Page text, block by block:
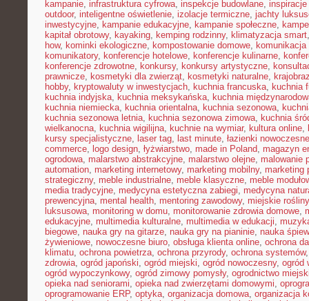
kampanie, infrastruktura cyfrowa, inspekcje budowlane,
outdoor, inteligentne oświetlenie, izolacje termiczne, jachty
inwestycyjne, kampanie edukacyjne, kampanie społeczne,
kapitał obrotowy, kayaking, kemping rodzinny, klimatyzacja smart
how, kominki ekologiczne, kompostowanie domowe, komunikacja
komunikatory, konferencje hotelowe, konferencje kulinarne,
konferencje zdrowotne, konkursy, konkursy artystyczne,
prawnicze, kosmetyki dla zwierząt, kosmetyki naturalne,
hobby, kryptowaluty w inwestycjach, kuchnia francuska, kuchnia
kuchnia indyjska, kuchnia meksykańska, kuchnia
kuchnia niemiecka, kuchnia orientalna, kuchnia sezonowa,
kuchnia sezonowa letnia, kuchnia sezonowa zimowa, kuchnia
wielkanocna, kuchnia wigilijna, kuchnie na wymiar, kultura online,
kursy specjalistyczne, laser tag, last minute, łazienki nowoczesne
commerce, logo design, łyżwiarstwo, made in Poland, magazyn
ogrodowa, malarstwo abstrakcyjne, malarstwo olejne, malowanie
automation, marketing internetowy, marketing mobilny, marketing
strategiczny, meble industrialne, meble klasyczne, meble
media tradycyjne, medycyna estetyczna zabiegi, medycyna
prewencyjna, mental health, mentoring zawodowy, miejskie rośliny
luksusowa, monitoring w domu, monitorowanie zdrowia domowe,
edukacyjne, multimedia kulturalne, multimedia w edukacji,
biegowe, nauka gry na gitarze, nauka gry na pianinie, nauka
żywieniowe, nowoczesne biuro, obsługa klienta online, ochrona
klimatu, ochrona powietrza, ochrona przyrody, ochrona systemów
zdrowia, ogród japoński, ogród miejski, ogród nowoczesny, ogród
ogród wypoczynkowy, ogród zimowy pomysły, ogrodnictwo
opieka nad seniorami, opieka nad zwierzętami domowymi,
oprogramowanie ERP, optyka, organizacja domowa, organizacja